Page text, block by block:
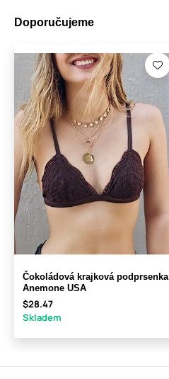
Doporučujeme
Čokoládová krajková podprsenka
Anemone USA
$28.47
Skladem